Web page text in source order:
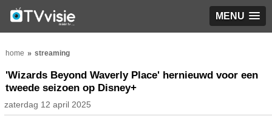
MENU
home streaming
'Wizards Beyond Waverly Place' hernieuwd voor een
tweede seizoen op Disney+
zaterdag 12 april 2025